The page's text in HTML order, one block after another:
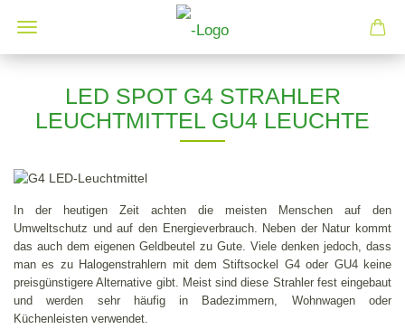
LED SPOT G4 STRAHLER
LEUCHTMITTEL GU4 LEUCHTE
In der heutigen Zeit achten die meisten Menschen auf den
Umweltschutz und auf den Energieverbrauch. Neben der Natur kommt
das auch dem eigenen Geldbeutel zu Gute. Viele denken jedoch, dass
man es zu Halogenstrahlern mit dem Stiftsockel G4 oder GU4 keine
preisgünstigere Alternative gibt. Meist sind diese Strahler fest eingebaut
und werden sehr häufig in Badezimmern, Wohnwagen oder
Küchenleisten verwendet.